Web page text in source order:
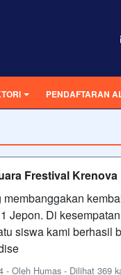
PENDAFTARAN
Frestival
membanggakan
Jepon. Di
siswa kami berhasil
- Oleh Humas - Dilihat 369